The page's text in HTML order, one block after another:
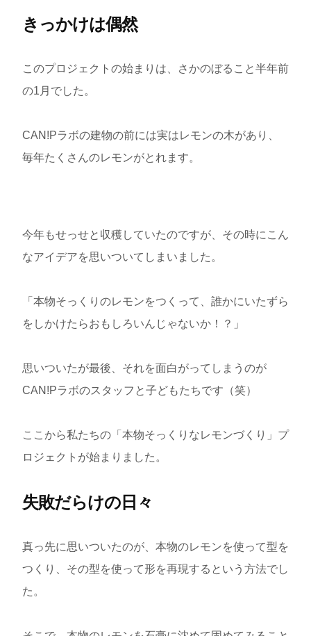
きっかけは偶然
このプロジェクトの始まりは、さかのぼること半年前
の1月でした。
CAN!Pラボの建物の前には実はレモンの木があり、
毎年たくさんのレモンがとれます。
今年もせっせと収穫していたのですが、その時にこん
なアイデアを思いついてしまいました。
「本物そっくりのレモンをつくって、誰かにいたずら
をしかけたらおもしろいんじゃないか！？」
思いついたが最後、それを面白がってしまうのが
CAN!Pラボのスタッフと子どもたちです（笑）
ここから私たちの「本物そっくりなレモンづくり」プ
ロジェクトが始まりました。
失敗だらけの日々
真っ先に思いついたのが、本物のレモンを使って型を
つくり、その型を使って形を再現するという方法でし
た。